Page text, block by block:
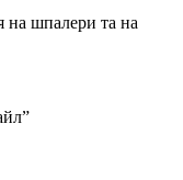
на шпалери та на